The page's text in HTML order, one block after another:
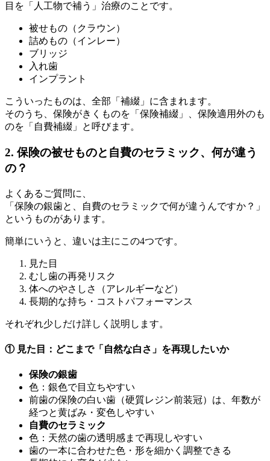
目を「人工物で補う」治療のことです。
被せもの（クラウン）
詰めもの（インレー）
ブリッジ
入れ歯
インプラント
こういったものは、全部「補綴」に含まれます。
そのうち、保険がきくものを「保険補綴」、保険適用外のも
のを「自費補綴」と呼びます。
2. 保険の被せものと自費のセラミック、何が違う
の？
よくあるご質問に、
「保険の銀歯と、自費のセラミックで何が違うんですか？」
というものがあります。
簡単にいうと、違いは主にこの4つです。
見た目
むし歯の再発リスク
体へのやさしさ（アレルギーなど）
長期的な持ち・コストパフォーマンス
それぞれ少しだけ詳しく説明します。
① 見た目：どこまで「自然な白さ」を再現したいか
保険の銀歯
色：銀色で目立ちやすい
前歯の保険の白い歯（硬質レジン前装冠）は、年数が
経つと黄ばみ・変色しやすい
自費のセラミック
色：天然の歯の透明感まで再現しやすい
歯の一本に合わせた色・形を細かく調整できる